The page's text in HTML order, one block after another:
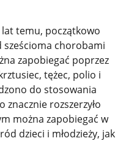
lat temu, początkowo
sześcioma chorobami
zapobiegać poprzez
tężec, polio i
do stosowania
znacznie rozszerzyło
można zapobiegać w
dzieci i młodzieży, jak